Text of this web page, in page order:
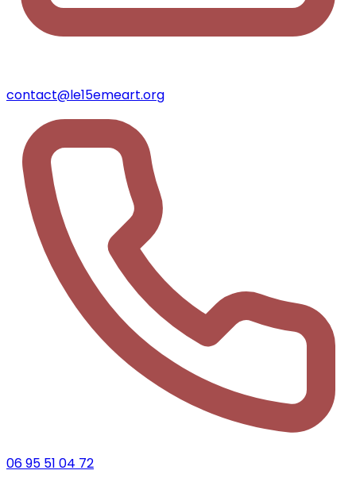
contact@le15emeart.org
06 95 51 04 72